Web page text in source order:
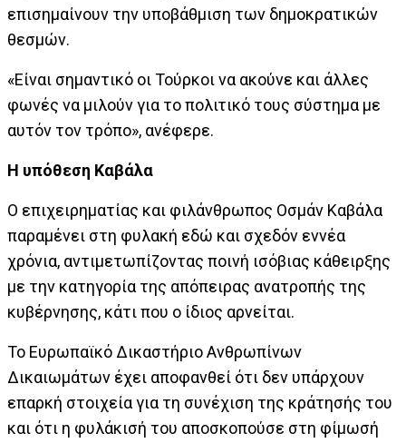
επισημαίνουν την υποβάθμιση των δημοκρατικών
θεσμών.
«Είναι σημαντικό οι Τούρκοι να ακούνε και άλλες
φωνές να μιλούν για το πολιτικό τους σύστημα με
αυτόν τον τρόπο», ανέφερε.
Η υπόθεση Καβάλα
Ο επιχειρηματίας και φιλάνθρωπος Οσμάν Καβάλα
παραμένει στη φυλακή εδώ και σχεδόν εννέα
χρόνια, αντιμετωπίζοντας ποινή ισόβιας κάθειρξης
με την κατηγορία της απόπειρας ανατροπής της
κυβέρνησης, κάτι που ο ίδιος αρνείται.
Το Ευρωπαϊκό Δικαστήριο Ανθρωπίνων
Δικαιωμάτων έχει αποφανθεί ότι δεν υπάρχουν
επαρκή στοιχεία για τη συνέχιση της κράτησής του
και ότι η φυλάκισή του αποσκοπούσε στη φίμωσή